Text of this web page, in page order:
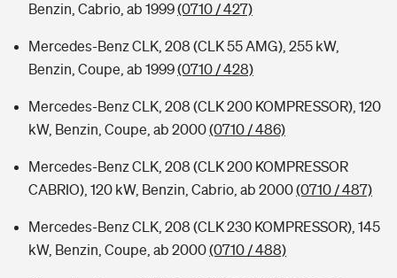
Benzin, Cabrio, ab 1999(0710 / 427)
Mercedes-Benz CLK, 208 (CLK 55 AMG), 255 kW,
Benzin, Coupe, ab 1999(0710 / 428)
Mercedes-Benz CLK, 208 (CLK 200 KOMPRESSOR), 120
kW, Benzin, Coupe, ab 2000(0710 / 486)
Mercedes-Benz CLK, 208 (CLK 200 KOMPRESSOR
CABRIO), 120 kW, Benzin, Cabrio, ab 2000(0710 / 487)
Mercedes-Benz CLK, 208 (CLK 230 KOMPRESSOR), 145
kW, Benzin, Coupe, ab 2000(0710 / 488)